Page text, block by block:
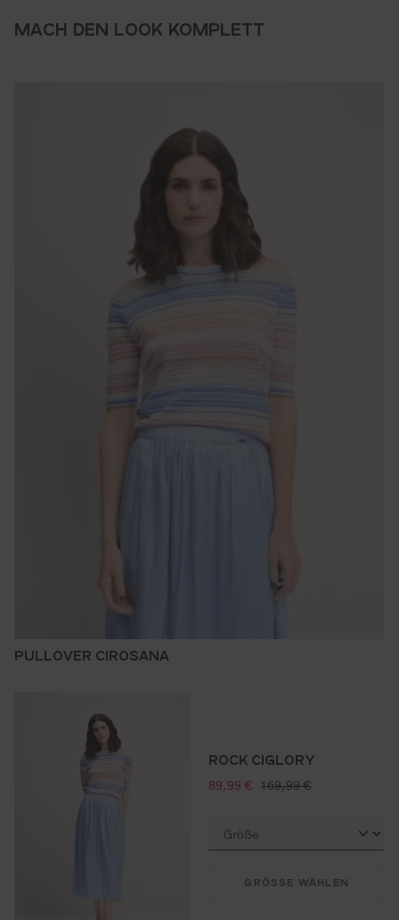
MACH DEN LOOK KOMPLETT
PULLOVER CIROSANA
ROCK CIGLORY
verkaufspreis:
89,99 € regulärer preis:
169,99 €
GRÖSSE WÄHLEN